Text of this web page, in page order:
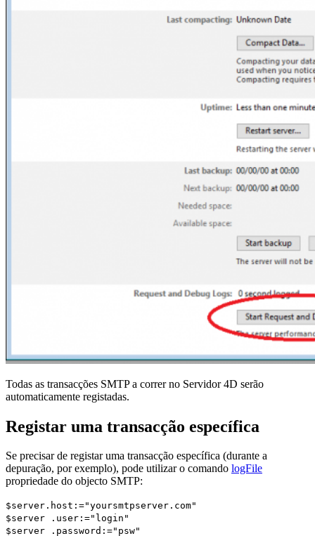
Todas as transacções SMTP a correr no Servidor 4D serão
automaticamente registadas.
Registar uma transacção específica
Se precisar de registar uma transacção específica (durante a
depuração, por exemplo), pode utilizar o comando logFile
propriedade do objecto SMTP:
$server . host :="yoursmtpserver.com"
$server . user :="login"
$server . password :="psw"